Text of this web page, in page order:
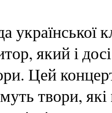
який і
Цей
твори,